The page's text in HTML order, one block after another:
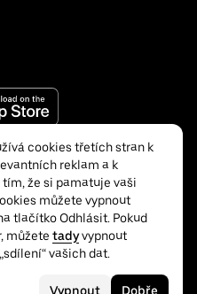
cookies třetích stran k
reklam a k
že si pamatuje vaši
můžete vypnout
tlačítko Odhlásit. Pokud
můžete tadyvypnout
vašich dat.
Vypnout Dobře